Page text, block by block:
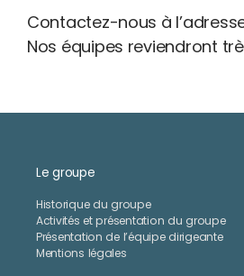
Contactez-nous à
Nos équipes reviendront
Le groupe
Historique du groupe
Activités et présentation du groupe
Présentation de l’équipe dirigeante
Mentions légales